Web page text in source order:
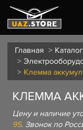
Главная Каталог
Клемма
КЛЕММА
Цену и наличие
95. Звонок по